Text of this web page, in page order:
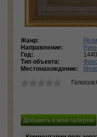
Жанр:
Направление:
Год:
Тип объекта:
Местонахождение: